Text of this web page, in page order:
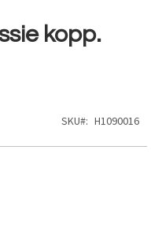
kopp.
SKU H1090016